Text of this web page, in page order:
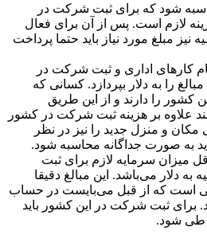
شود که برای ثبت شرکت در
لازم است. پس از آن برای فعال
مبلغ مورد نیاز باید حتما پرداخت
کارهای اداری و ثبت شرکت در
را به دلار بپردازد. کسانی که
را دارند و از این طریق
علاوه بر هزینه ثبت شرکت در کشور
مکان و منزل جدید را نیز در نظر
به صورت جداگانه محاسبه شود.
میزان سرمایه لازم برای ثبت
دلار می‌باشد. این مبالغ دقیقا
است که از قبل می‌بایست در حساب
برای ثبت شرکت در این کشور باید
طی شود.